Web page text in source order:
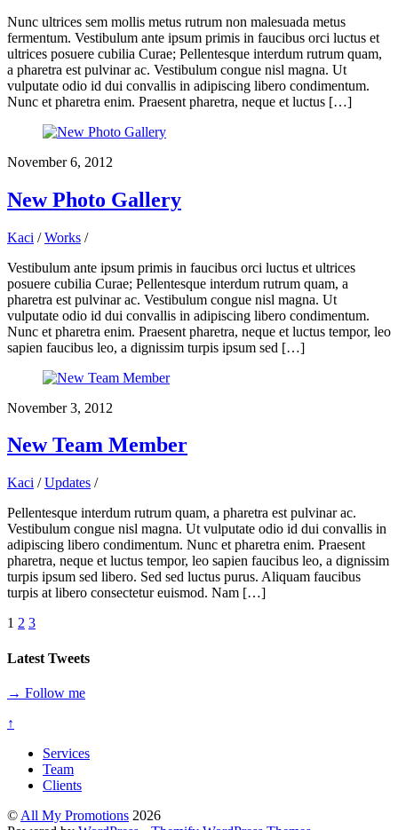
Nunc ultrices sem mollis metus rutrum non malesuada metus
fermentum. Vestibulum ante ipsum primis in faucibus orci luctus et
ultrices posuere cubilia Curae; Pellentesque interdum rutrum quam,
a pharetra est pulvinar ac. Vestibulum congue nisl magna. Ut
vulputate odio id dui convallis in adipiscing libero condimentum.
Nunc et pharetra enim. Praesent pharetra, neque et luctus […]
November 6, 2012
New Photo Gallery
Kaci / Works /
Vestibulum ante ipsum primis in faucibus orci luctus et ultrices
posuere cubilia Curae; Pellentesque interdum rutrum quam, a
pharetra est pulvinar ac. Vestibulum congue nisl magna. Ut
vulputate odio id dui convallis in adipiscing libero condimentum.
Nunc et pharetra enim. Praesent pharetra, neque et luctus tempor, leo
sapien faucibus leo, a dignissim turpis ipsum sed […]
November 3, 2012
New Team Member
Kaci / Updates /
Pellentesque interdum rutrum quam, a pharetra est pulvinar ac.
Vestibulum congue nisl magna. Ut vulputate odio id dui convallis in
adipiscing libero condimentum. Nunc et pharetra enim. Praesent
pharetra, neque et luctus tempor, leo sapien faucibus leo, a dignissim
turpis ipsum sed libero. Sed sed luctus purus. Aliquam faucibus
turpis at libero consectetur euismod. Nam […]
1 2 3
Latest Tweets
→ Follow me
↑
Services
Team
Clients
© All My Promotions 2026